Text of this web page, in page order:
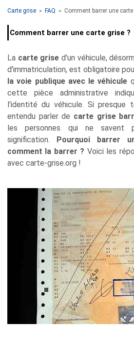
Carte grise > FAQ > Comment barrer une carte
Comment barrer une carte grise ?
La carte grise d'un véhicule,
d'immatriculation, est obligatoire
la voie publique avec le véhicule
cette pièce administrative
l'identité du véhicule. Si presque
entendu parler de carte grise
les personnes qui ne savent
signification.
Pourquoi barrer
comment la barrer ? Voici les
avec carte-grise.org !